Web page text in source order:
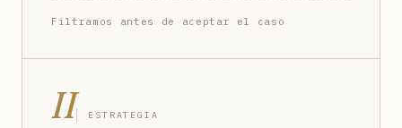
Filtramos antes de aceptar el caso
II ESTRATEGIA